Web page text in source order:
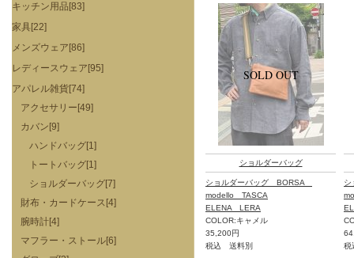
ショルダーバッグ
ショルダーバッグ BORSA
modello TASCA
ELENA LERA
COLOR:キャメル
35,200円
税込 送料別
税
キッチン用品[83]
家具[22]
メンズウェア[86]
レディースウェア[95]
アパレル雑貨[74]
アクセサリー[49]
カバン[9]
ハンドバッグ[1]
トートバッグ[1]
ショルダーバッグ[7]
財布・カードケース[4]
腕時計[4]
マフラー・ストール[6]